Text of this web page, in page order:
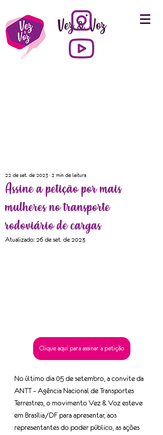
Vez & Voz
Assine a petição por mais
mulheres no transporte
rodoviário de cargas
22 de set. de 2023 2 min de leitura
Atualizado: 26 de set. de 2023
Clique aqui para assinar a petição
No último dia 05 de setembro, a convite da
ANTT – Agência Nacional de Transportes
Terrestres, o movimento Vez & Voz esteve
em Brasília/DF para apresentar, aos
representantes do poder público, as ações